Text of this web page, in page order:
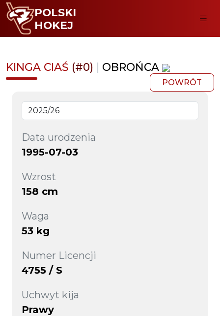
POLSKI
HOKEJ
KINGA CIAŚ (#0) | OBROŃCA
POWRÓT
Data urodzenia
1995-07-03
Wzrost
158 cm
Waga
53 kg
Numer Licencji
4755 / S
Uchwyt kija
Prawy